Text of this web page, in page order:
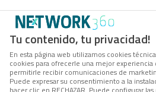
Tu contenido, tu privacidad!
En esta página web utilizamos cookies
cookies para ofrecerle una mejor
permitirle recibir comunicaciones de
Puede expresar su consentimiento a la